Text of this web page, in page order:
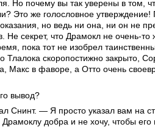
Но почему вы так уверены в том,
Это же голословное утверждение!
но ведь ни она, ни он не
Не секрет, что Драмокл не очень-то
пока тот не изобрел
Тлалока скоропостижно закрыто,
Макс в фаворе, а Отто очень
вывод?
Снинт. — Я просто указал вам на
добра и не хочу, чтобы его